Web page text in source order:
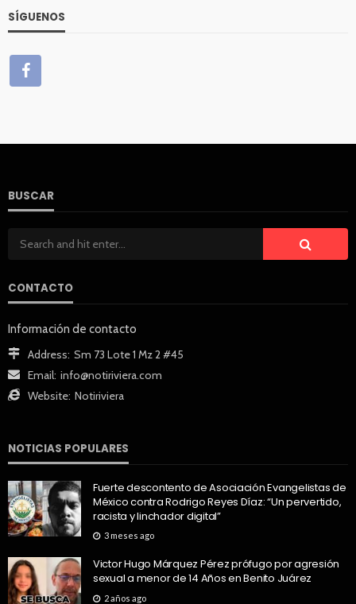
SÍGUENOS
BUSCAR
CONTACTO
Información de contacto
Address: Sm 73 Lote 1 Mz 2 #45
Email: info@notiriviera.com
Website: Notiriviera
NOTICIAS POPULARES
Fuerte descontento de Asociación Evangelistas de
México contra Rodrigo Reyes Díaz: “Un pervertido,
racista y linchador digital”
3 meses ago
Victor Hugo Márquez Pérez prófugo por agresión
sexual a menor de 14 Años en Benito Juárez
2 años ago